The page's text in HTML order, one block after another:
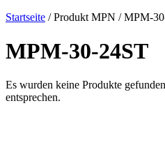
Startseite / Produkt MPN / MPM-
MPM-30-24ST
Es wurden keine Produkte
entsprechen.